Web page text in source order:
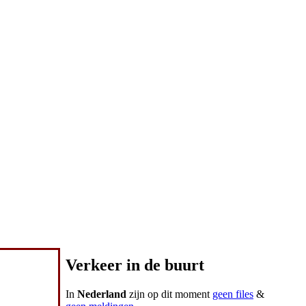
Verkeer in de buurt
In Nederland zijn op dit moment geen files &